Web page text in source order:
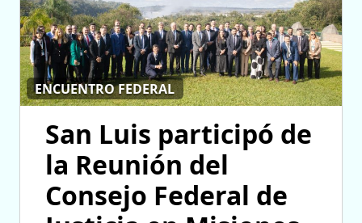
ENCUENTRO FEDERAL
San Luis participó de
la Reunión del
Consejo Federal de